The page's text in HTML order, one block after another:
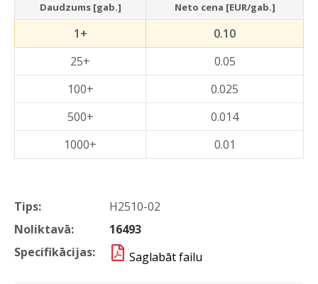
Tips:
H2510-02
Noliktavā:
16493
Specifikācijas:
Saglabāt failu
Daudzums [gab.] Neto cena [EUR/gab.]
1+
0.10
25+
0.05
100+
0.025
500+
0.014
1000+
0.01